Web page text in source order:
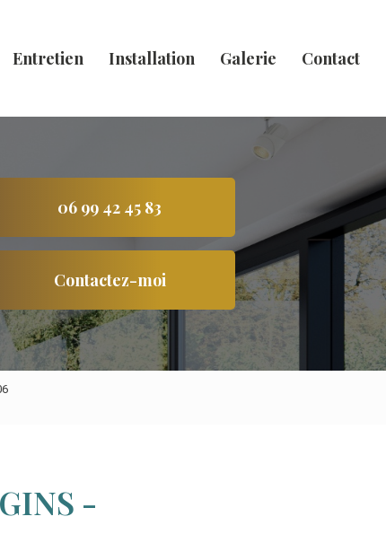
Entretien Installation Galerie Contact
06 99 42 45 83
Contactez-moi
-